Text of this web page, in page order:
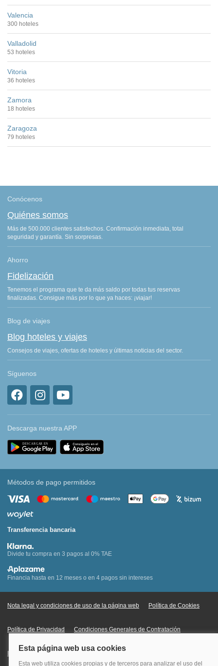
Valencia
300 hoteles
Valladolid
53 hoteles
Vitoria
36 hoteles
Zamora
18 hoteles
Zaragoza
79 hoteles
Conócenos
Quiénes somos
Más de 500.000 clientes satisfechos. Confirmación inmediata, total
seguridad y garantía. Sin sorpresas.
Ahorro
Fidelización
Tenemos el programa que te da más saldo por todas tus reservas
finalizadas. Consigue más por lo que ya haces: ¡viajar!
Blog de viajes
Blog hoteles y viajes
Consejos de viajes, ofertas de hoteles y últimas noticias del sector.
Síguenos
Descarga nuestra APP
Métodos de pago permitidos
Transferencia bancaria
Divide tu compra en 3 pagos al 0% TAE
Financia hasta en 12 meses o en 4 pagos sin intereses
Nota legal y condiciones de uso de la página web Política de Cookies
Política de Privacidad Condiciones Generales de Contratación
Información Legal sobre Mercados en Línea